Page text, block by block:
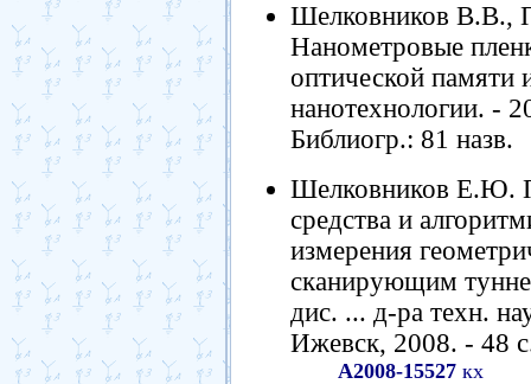
Шелковников В.В.,
Нанометровые
оптической памяти
нанотехнологии. -
Библиогр.: 81 назв.
Шелковников Е.Ю.
средства и
измерения
сканирующим
дис. ... д-ра техн.
Ижевск, 2008. - 48
А2008-15527 кх